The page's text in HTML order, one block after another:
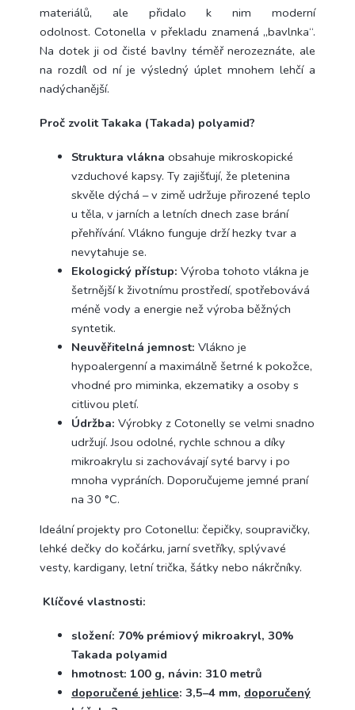
materiálů, ale přidalo k nim moderní
odolnost.Cotonella v překladu znamená „bavlnka“.
Na dotek ji od čisté bavlny téměř nerozeznáte, ale
na rozdíl od ní je výsledný úplet mnohem lehčí a
nadýchanější.
Proč zvolit Takaka (Takada) polyamid?
Struktura vlákna obsahuje mikroskopické
vzduchové kapsy. Ty zajišťují, že pletenina
skvěle dýchá – v zimě udržuje přirozené teplo
u těla, v jarních a letních dnech zase brání
přehřívání. Vlákno funguje drží hezky tvar a
nevytahuje se.
Ekologický přístup: Výroba tohoto vlákna je
šetrnější k životnímu prostředí, spotřebovává
méně vody a energie než výroba běžných
syntetik.
Neuvěřitelná jemnost: Vlákno je
hypoalergenní a maximálně šetrné k pokožce,
vhodné pro miminka, ekzematiky a osoby s
citlivou pletí.
Údržba: Výrobky z Cotonelly se velmi snadno
udržují. Jsou odolné, rychle schnou a díky
mikroakrylu si zachovávají syté barvy i po
mnoha vypráních. Doporučujeme jemné praní
na 30 °C.
Ideální projekty pro Cotonellu: čepičky, soupravičky,
lehké dečky do kočárku, jarní svetříky, splývavé
vesty, kardigany, letní trička, šátky nebo nákrčníky.
Klíčové vlastnosti:
složení: 70% prémiový mikroakryl, 30%
Takada polyamid
hmotnost: 100 g, návin: 310 metrů
doporučené jehlice: 3,5–4 mm, doporučený